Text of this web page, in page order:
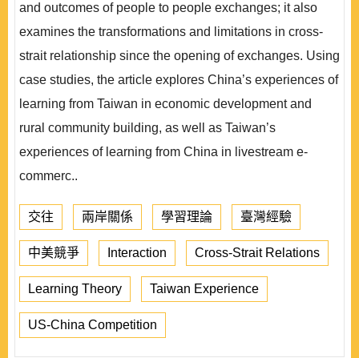
and outcomes of people to people exchanges; it also
examines the transformations and limitations in cross-
strait relationship since the opening of exchanges. Using
case studies, the article explores China’s experiences of
learning from Taiwan in economic development and
rural community building, as well as Taiwan’s
experiences of learning from China in livestream e-
commerc..
交往 兩岸關係 學習理論 臺灣經驗
中美競爭 Interaction Cross-Strait Relations
Learning Theory Taiwan Experience
US-China Competition